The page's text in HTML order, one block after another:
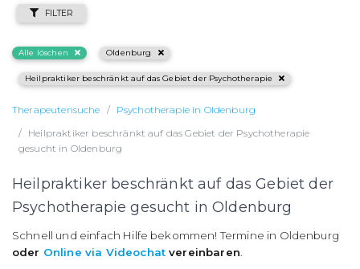
FILTER
Alle löschen Oldenburg
Heilpraktiker beschränkt auf das Gebiet der Psychotherapie
Therapeutensuche
Psychotherapie in Oldenburg
Heilpraktiker beschränkt auf das Gebiet der Psychotherapie
gesucht in Oldenburg
Heilpraktiker beschränkt auf das Gebiet der
Psychotherapie gesucht in Oldenburg
Schnell und einfach Hilfe bekommen! Termine in Oldenburg
oder Online via Videochat vereinbaren